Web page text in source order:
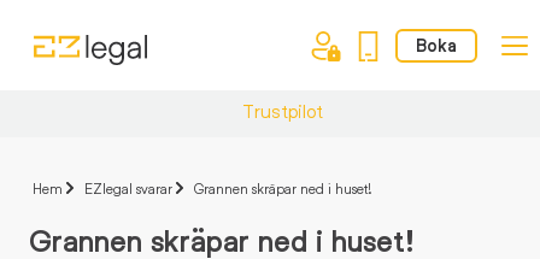
Boka
Trustpilot
Hem EZlegal svarar Grannen skräpar ned i huset!
Grannen skräpar ned i huset!